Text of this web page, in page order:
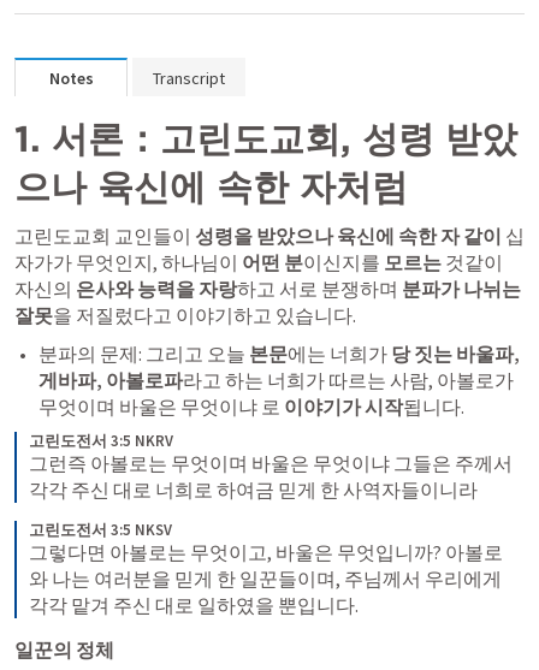
Notes Transcript
1. 서론：고린도교회, 성령 받았
으나 육신에 속한 자처럼
고린도교회 교인들이 성령을 받았으나 육신에 속한 자 같이 십
자가가 무엇인지, 하나님이 어떤 분이신지를 모르는 것같이
자신의 은사와 능력을 자랑하고 서로 분쟁하며 분파가 나뉘는
잘못을 저질렀다고 이야기하고 있습니다.
분파의 문제: 그리고 오늘 본문에는 너희가 당 짓는 바울파,
게바파, 아볼로파라고 하는 너희가 따르는 사람, 아볼로가
무엇이며 바울은 무엇이냐 로 이야기가 시작됩니다.
고린도전서 3:5 NKRV
그런즉 아볼로는 무엇이며 바울은 무엇이냐 그들은 주께서
각각 주신 대로 너희로 하여금 믿게 한 사역자들이니라
고린도전서 3:5 NKSV
그렇다면 아볼로는 무엇이고, 바울은 무엇입니까? 아볼로
와 나는 여러분을 믿게 한 일꾼들이며, 주님께서 우리에게
각각 맡겨 주신 대로 일하였을 뿐입니다.
일꾼의 정체